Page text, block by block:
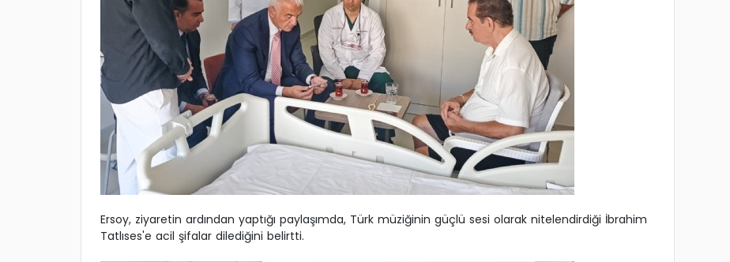
Ersoy, ziyaretin ardından yaptığı paylaşımda, Türk müziğinin güçlü sesi olarak nitelendirdiği İbrahim
Tatlıses'e acil şifalar dilediğini belirtti.